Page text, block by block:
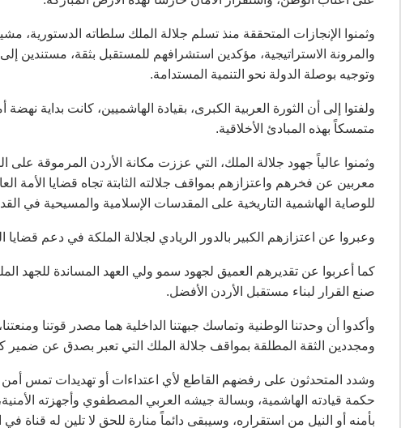
وثمنوا الإنجازات المتحققة منذ تسلم جلالة الملك سلطاته الدستورية،
والمرونة الاستراتيجية، مؤكدين استشرافهم للمستقبل بثقة، مستندين
وتوجيه بوصلة الدولة نحو التنمية المستدامة.
ولفتوا إلى أن الثورة العربية الكبرى، بقيادة الهاشميين، كانت بداية
متمسكاً بهذه المبادئ الأخلاقية.
وثمنوا عالياً جهود جلالة الملك، التي عززت مكانة الأردن المرموقة على
معربين عن فخرهم واعتزازهم بمواقف جلالته الثابتة تجاه قضايا الأمة
للوصاية الهاشمية التاريخية على المقدسات الإسلامية والمسيحية في
وعبروا عن اعتزازهم الكبير بالدور الريادي لجلالة الملكة في دعم قضايا
كما أعربوا عن تقديرهم العميق لجهود سمو ولي العهد المساندة للجهد
صنع القرار لبناء مستقبل الأردن الأفضل.
وأكدوا أن وحدتنا الوطنية وتماسك جبهتنا الداخلية هما مصدر قوتنا
ومجددين الثقة المطلقة بمواقف جلالة الملك التي تعبر بصدق عن ضمير
وشدد المتحدثون على رفضهم القاطع لأي اعتداءات أو تهديدات تمس
حكمة قيادته الهاشمية، وبسالة جيشه العربي المصطفوي وأجهزته
بأمنه أو النيل من استقراره، وسيبقى دائماً منارة للحق لا تلين له قناة في